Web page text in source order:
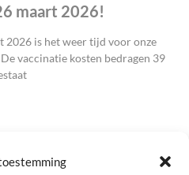
maart 2026!
2026 is het weer tijd voor onze
vaccinatie kosten bedragen 39